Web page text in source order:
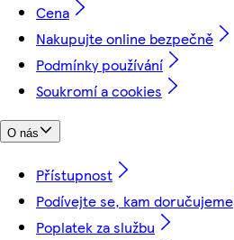
Cena
Nakupujte online bezpečně
Podmínky používání
Soukromí a cookies
O nás
Přístupnost
Podívejte se, kam doručujeme
Poplatek za službu